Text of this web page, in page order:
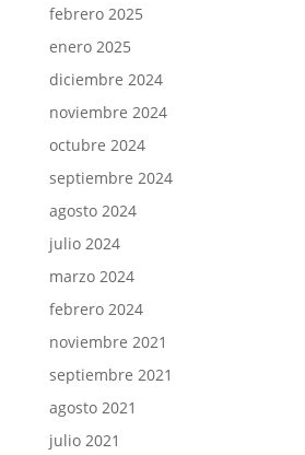
febrero 2025
enero 2025
diciembre 2024
noviembre 2024
octubre 2024
septiembre 2024
agosto 2024
julio 2024
marzo 2024
febrero 2024
noviembre 2021
septiembre 2021
agosto 2021
julio 2021